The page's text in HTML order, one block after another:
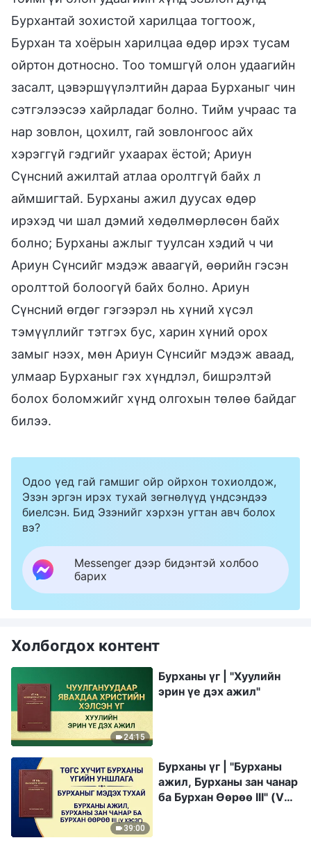
Бурхантай зохистой харилцаа тогтоож,
Бурхан та хоёрын харилцаа өдөр ирэх тусам
ойртон дотносно. Тоо томшгүй олон удаагийн
засалт, цэвэршүүлэлтийн дараа Бурханыг чин
сэтгэлээсээ хайрладаг болно. Тийм учраас та
нар зовлон, цохилт, гай зовлонгоос айх
хэрэггүй гэдгийг ухаарах ёстой; Ариун
Сүнсний ажилтай атлаа оролтгүй байх л
аймшигтай. Бурханы ажил дуусах өдөр
ирэхэд чи шал дэмий хөдөлмөрлөсөн байх
болно; Бурханы ажлыг туулсан хэдий ч чи
Ариун Сүнсийг мэдэж аваагүй, өөрийн гэсэн
оролттой болоогүй байх болно. Ариун
Сүнсний өгдөг гэгээрэл нь хүний хүсэл
тэмүүллийг тэтгэх бус, харин хүний орох
замыг нээх, мөн Ариун Сүнсийг мэдэж аваад,
улмаар Бурханыг гэх хүндлэл, бишрэлтэй
болох боломжийг хүнд олгохын төлөө байдаг
билээ.
Одоо үед гай гамшиг ойр ойрхон тохиолдож,
Эзэн эргэн ирэх тухай зөгнөлүүд үндсэндээ
биелсэн. Бид Эзэнийг хэрхэн угтан авч болох
вэ?
Messenger дээр бидэнтэй холбоо
барих
Холбогдох контент
24:15
Бурханы үг | "Хуулийн
эрин үе дэх ажил"
39:00
Бурханы үг | "Бурханы
ажил, Бурханы зан чанар
ба Бурхан Өөрөө III" (Ⅴ